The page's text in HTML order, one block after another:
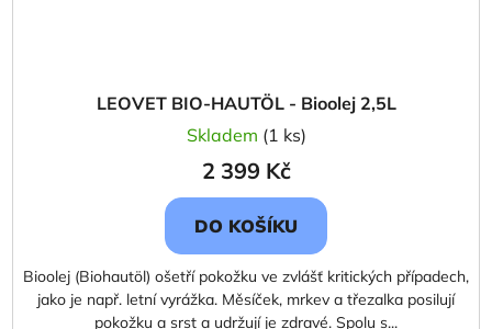
LEOVET BIO-HAUTÖL - Bioolej 2,5L
Skladem (1 ks)
2 399 Kč
DO KOŠÍKU
Bioolej (Biohautöl) ošetří pokožku ve zvlášť kritických případech,
jako je např. letní vyrážka. Měsíček, mrkev a třezalka posilují
pokožku a srst a udržují je zdravé. Spolu s...